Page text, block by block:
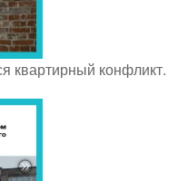
квартирный конфликт.